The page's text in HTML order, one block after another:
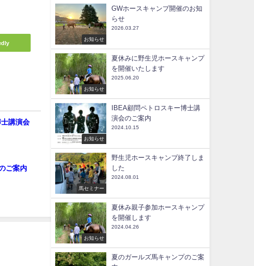
講演会
ご案内
お知らせ
GWホースキャンプ開催のお知
らせ
2026.03.27
お知らせ
夏休みに野生児ホースキャンプ
を開催いたします
2025.06.20
お知らせ
IBEA顧問ペトロスキー博士講
演会のご案内
2024.10.15
馬セミナー
野生児ホースキャンプ終了しま
した
2024.08.01
お知らせ
夏休み親子参加ホースキャンプ
を開催します
2024.04.26
夏のガールズ馬キャンプのご案